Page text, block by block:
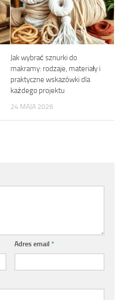
Jak wybrać sznurki do
makramy: rodzaje, materiały i
praktyczne wskazówki dla
każdego projektu
24 MAJA 2026
Adres email *